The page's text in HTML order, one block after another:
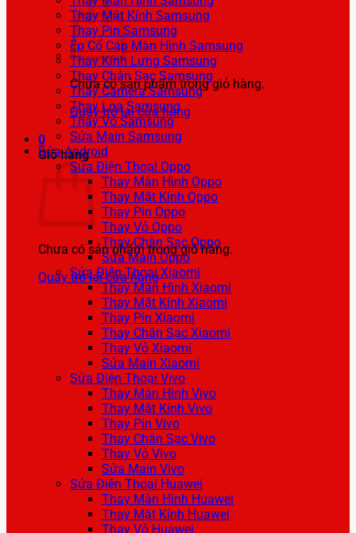
Chưa có sản phẩm trong giỏ hàng.
Quay trở lại cửa hàng
0
Giỏ hàng
Chưa có sản phẩm trong giỏ hàng.
Quay trở lại cửa hàng
Thay Mặt Kính Samsung
Thay Pin Samsung
Ép Cổ Cáp Màn Hình Samsung
Thay Kính Lưng Samsung
Thay Chân Sạc Samsung
Thay Camera Samsung
Thay Loa Samsung
Thay Vỏ Samsung
Sửa Main Samsung
Sửa Android
Sửa Điện Thoại Oppo
Thay Màn Hình Oppo
Thay Mặt Kính Oppo
Thay Pin Oppo
Thay Vỏ Oppo
Thay Chân Sạc Oppo
Sửa Main Oppo
Sửa Điện Thoại Xiaomi
Thay Màn Hình Xiaomi
Thay Mặt Kính Xiaomi
Thay Pin Xiaomi
Thay Chân Sạc Xiaomi
Thay Vỏ Xiaomi
Sửa Main Xiaomi
Sửa Điện Thoại Vivo
Thay Màn Hình Vivo
Thay Mặt Kính Vivo
Thay Pin Vivo
Thay Chân Sạc Vivo
Thay Vỏ Vivo
Sửa Main Vivo
Sửa Điện Thoại Huawei
Thay Màn Hình Huawei
Thay Mặt Kính Huawei
Thay Vỏ Huawei